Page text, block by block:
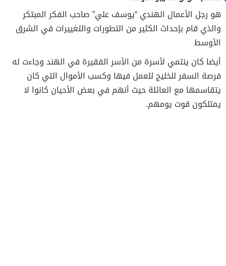
هو رجل الأعمال الهندي “يوسف علي” صاحب الفكر المبتكر
والذي قام بإحداث الكثير من التطورات والتغييرات في الشرق
الأوسط
أيضا كان ينتمي لأسرة من الأسر الفقيرة في الهند وجاءت له
فرصة السفر للخليج للعمل فيها وكسب الأموال التي كان
يتقاسمها مع العائلة حيث أنهم في بعض الأحيان كانوا لا
يمتلكون قوت يومهم.